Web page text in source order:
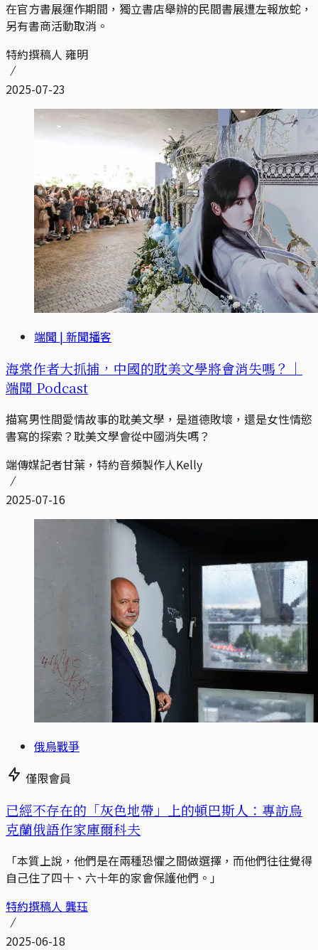
在官方書展運作期間，獨立書店舉辦的民間書展遭左報放蛇，
另有書商活動取消。
特約撰稿人 雍明
2025-07-23
端聞 | 新聞播客
海棠作者大抓捕，中國的耽美文學將會消失嗎？｜
端聞 Podcast
描寫男性間愛情故事的耽美文學，是道德敗壞，還是女性情慾
書寫的探索？耽美文學會從中國消失嗎？
端傳媒記者甘葉，特約音頻製作人Kelly
2025-07-16
俄烏戰爭
僅限會員
已經不存在的「灰色地帶」上的頓巴斯人：專訪烏
克蘭俄語作家庫爾科夫
「本質上說，他們是在兩種恐懼之間做選擇，而他們往往覺得
自己住了四十、六十年的家會保護他們。」
特約撰稿人 龔珏
2025-06-18